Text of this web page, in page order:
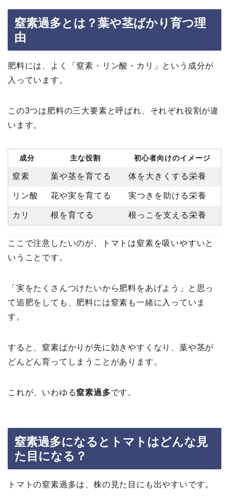
窒素過多とは？葉や茎ばかり育つ理
由
肥料には、よく「窒素・リン酸・カリ」という成分が
入っています。
この3つは肥料の三大要素と呼ばれ、それぞれ役割が違
います。
成分 主な役割 初心者向けのイメージ
窒素 葉や茎を育てる 体を大きくする栄養
リン酸 花や実を育てる 実つきを助ける栄養
カリ 根を育てる 根っこを支える栄養
ここで注意したいのが、トマトは窒素を吸いやすいと
いうことです。
「実をたくさんつけたいから肥料をあげよう」と思っ
て追肥をしても、肥料には窒素も一緒に入っていま
す。
すると、窒素ばかりが先に効きやすくなり、葉や茎が
どんどん育ってしまうことがあります。
これが、いわゆる窒素過多です。
窒素過多になるとトマトはどんな見
た目になる？
トマトの窒素過多は、株の見た目にも出やすいです。